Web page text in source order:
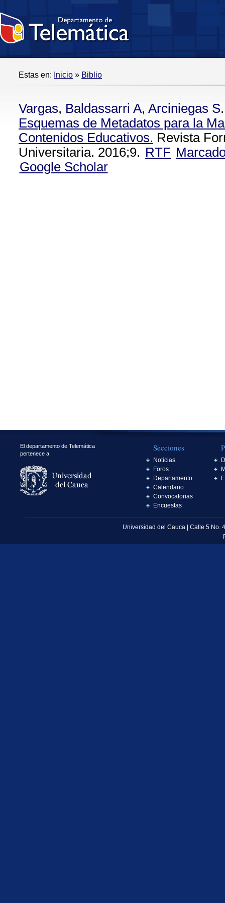
Estas en: Inicio » Biblio
Vargas, Baldassarri A, Arciniegas S.
Esquemas de Metadatos para la
Contenidos Educativos. Revista
Universitaria. 2016;9. RTF
Google Scholar
El departamento de Telemática
pertenece a:
Secciones
Noticias
Foros
Departamento
Calendario
Convocatorias
Encuestas
Universidad del Cauca | Calle 5 No.